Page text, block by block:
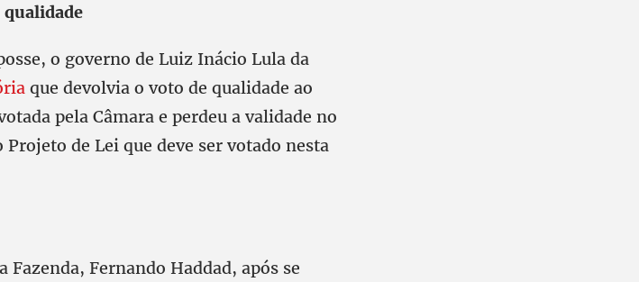
o governo de Luiz Inácio Lula da
que devolvia o voto de qualidade ao
pela Câmara e perdeu a validade no
de Lei que deve ser votado nesta
Fernando Haddad, após se